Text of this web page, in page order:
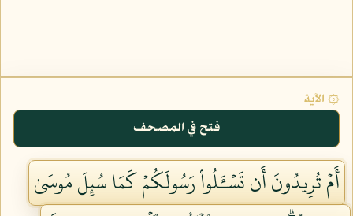
۞ الآية
فتح في المصحف
أَمۡ تُرِيدُونَ أَن تَسۡـَٔلُواْ رَسُولَكُمۡ كَمَا سُئِلَ مُوسَىٰ